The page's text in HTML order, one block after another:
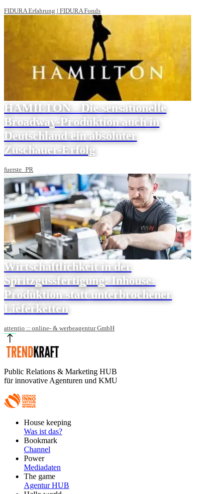
FIDURA Erfahrung | FIDURA Fonds
HAMILTON - Die sensationelle
Broadway-Produktion auch in
Deutschland ein absoluter
Zuschauer-Erfolg
fuerste_PR
Wirtschaftlichkeit in der
Spritzgussfertigung: Inhouse-
Produktion statt unterbrochener
Lieferketten
attentio :: online- & werbeagentur GmbH
Public Relations & Marketing HUB
für innovative Agenturen und KMU
FooterHouse keeping
Was ist das?
Bookmark
Channel
Power
Mediadaten
The game
Agentur HUB